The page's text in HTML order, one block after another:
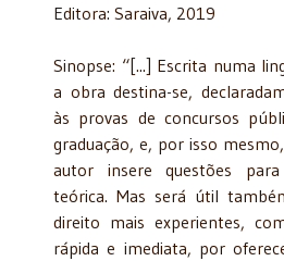
Editora: Saraiva, 2019
Sinopse: “[...] Escrita numa
a obra destina-se,
às provas de concursos
graduação, e, por isso
autor insere questões
teórica. Mas será útil
direito mais experientes,
rápida e imediata, por